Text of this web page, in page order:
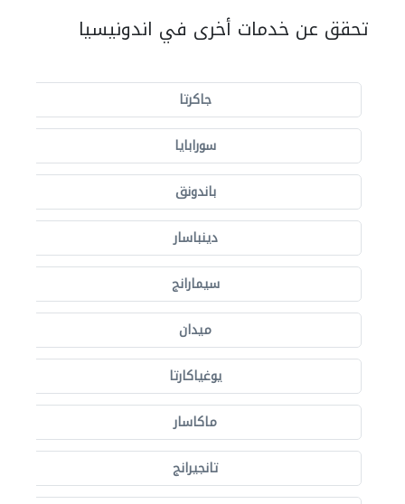
تحقق عن خدمات أخرى في اندونيسيا
جاكرتا
سورابايا
باندونق
دينباسار
سيمارانج
ميدان
يوغياكارتا
ماكاسار
تانجيرانج